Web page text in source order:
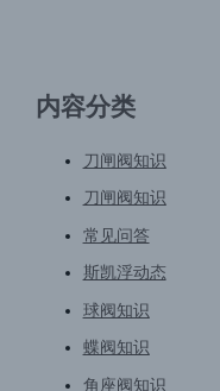
内容分类
刀闸阀知识
刀闸阀知识
常见问答
斯凯浮动态
球阀知识
蝶阀知识
角座阀知识